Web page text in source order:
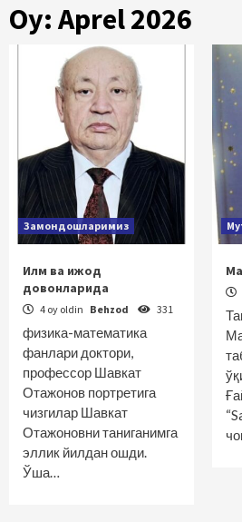
Oy: Aprel 2026
Замондошларимиз
Илм ва ижод
довонларида
4 oy oldin Behzod 331
физика-математика
фанлари доктори,
профессор Шавкат
Отажонов портретига
чизгилар Шавкат
Отажоновни таниганимга
эллик йилдан ошди.
Ўша…